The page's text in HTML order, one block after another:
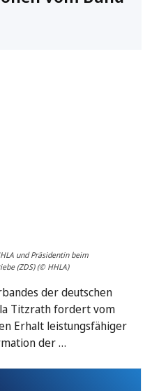
und Präsidentin beim
(ZDS) (© HHLA)
der deutschen
Titzrath fordert vom
Erhalt leistungsfähiger
der …